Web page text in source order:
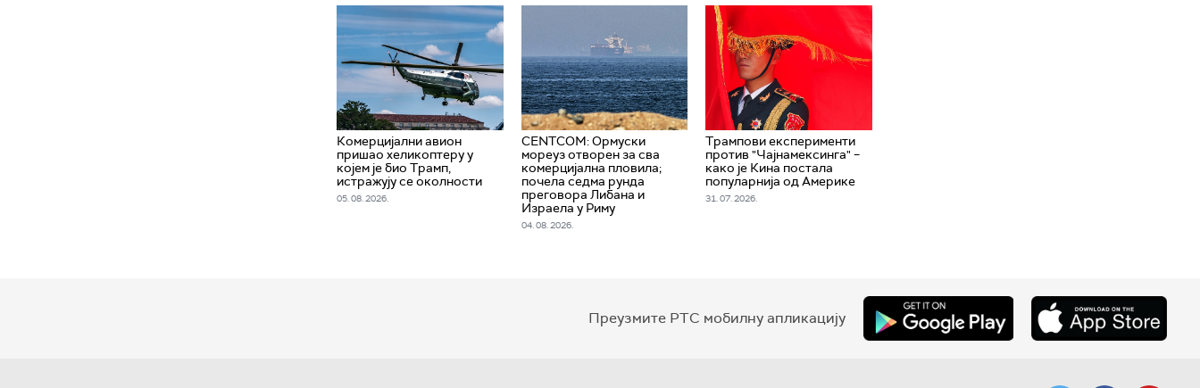
Комерцијални авион
пришао хеликоптеру у
којем је био Трамп,
истражују се околности
05. 08. 2026.
CENTCOM: Ормуски
мореуз отворен за сва
комерцијална пловила;
почела седма рунда
преговора Либана и
Израела у Риму
04. 08. 2026.
Трампови експерименти
против "Чајнамексинга" –
како је Кина постала
популарнија од Америке
31. 07. 2026.
Преузмите РТС мобилну апликацију